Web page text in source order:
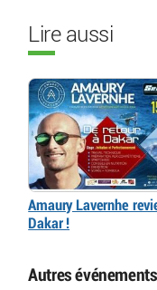
Lire aussi
Amaury Lavernhe
Dakar !
Autres événements